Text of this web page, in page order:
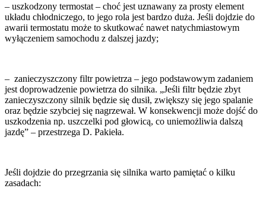
– uszkodzony termostat – choć jest uznawany za prosty element
układu chłodniczego, to jego rola jest bardzo duża. Jeśli dojdzie do
awarii termostatu może to skutkować nawet natychmiastowym
wyłączeniem samochodu z dalszej jazdy;
– zanieczyszczony filtr powietrza – jego podstawowym zadaniem
jest doprowadzenie powietrza do silnika. „Jeśli filtr będzie zbyt
zanieczyszczony silnik będzie się dusił, zwiększy się jego spalanie
oraz będzie szybciej się nagrzewał. W konsekwencji może dojść do
uszkodzenia np. uszczelki pod głowicą, co uniemożliwia dalszą
jazdę” – przestrzega D. Pakieła.
Jeśli dojdzie do przegrzania się silnika warto pamiętać o kilku
zasadach: